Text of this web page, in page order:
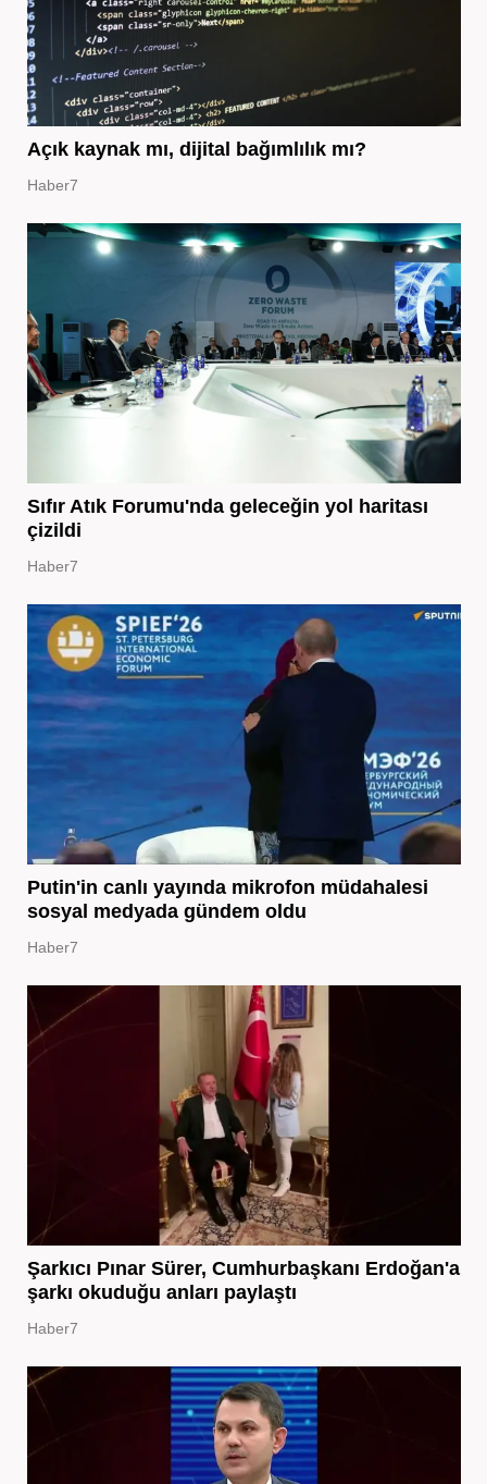
Açık kaynak mı, dijital bağımlılık mı?
Haber7
Sıfır Atık Forumu'nda geleceğin yol haritası
çizildi
Haber7
Putin'in canlı yayında mikrofon müdahalesi
sosyal medyada gündem oldu
Haber7
Şarkıcı Pınar Sürer, Cumhurbaşkanı Erdoğan'a
şarkı okuduğu anları paylaştı
Haber7